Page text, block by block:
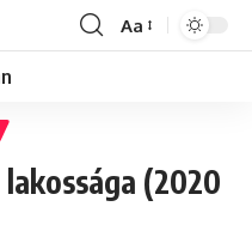
Font
Aa
(2020